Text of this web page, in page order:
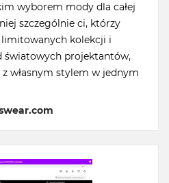
wyborem mody dla całej
szczególnie ci, którzy
limitowanych kolekcji i
światowych projektantów,
z własnym stylem w jednym